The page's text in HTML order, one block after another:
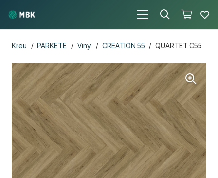
Kreu / PARKETE / Vinyl / CREATION 55 / QUARTET C55